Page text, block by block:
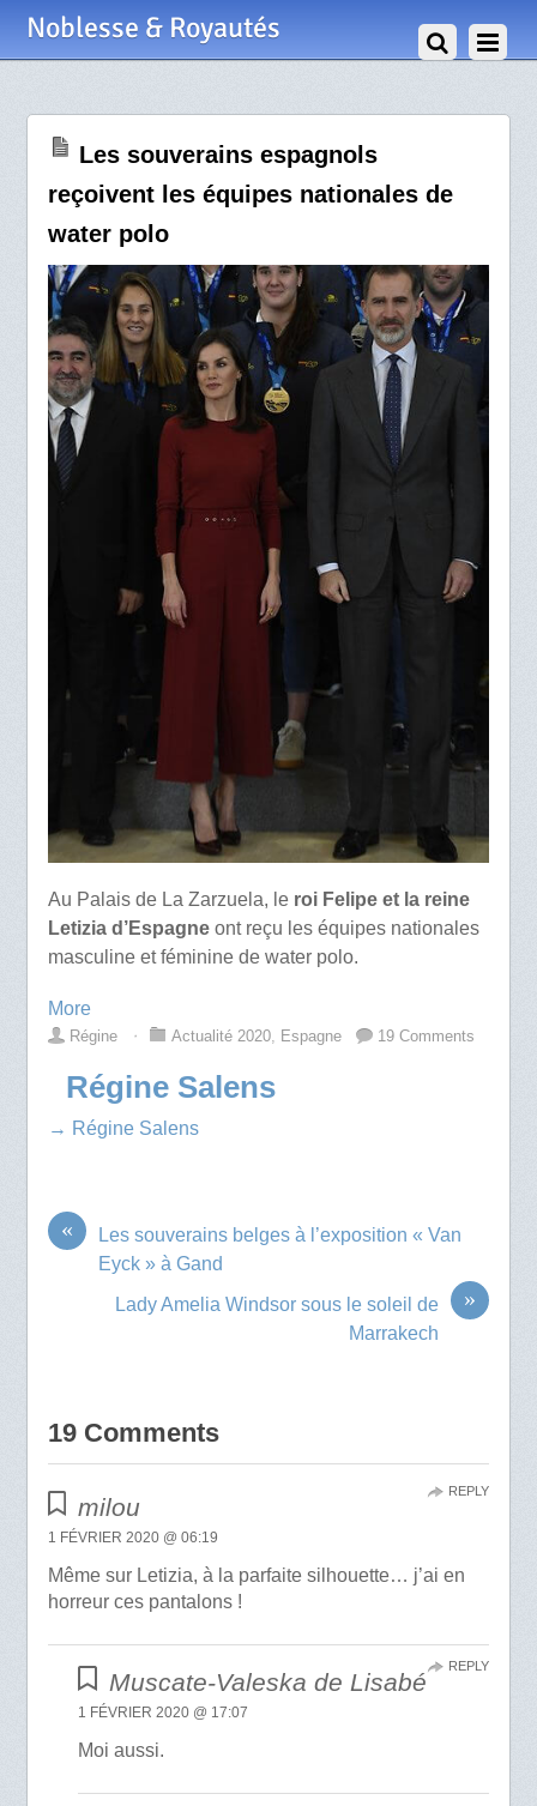
Noblesse & Royautés
Les souverains espagnols
reçoivent les équipes nationales de
water polo
Au Palais de La Zarzuela, leroi Felipe et la reine
Letizia d’Espagneont reçu les équipes nationales
masculine et féminine de water polo.
More
Régine ⋅ Actualité 2020, Espagne 19 Comments
Régine Salens
→ Régine Salens
«
Les souverains belges à l’exposition « Van
Eyck » à Gand
»
Lady Amelia Windsor sous le soleil de
Marrakech
19 Comments
milou
1 FÉVRIER 2020 @ 06:19
Même sur Letizia, à la parfaite silhouette… j’ai en
horreur ces pantalons !
REPLY
Muscate-Valeska de Lisabé
1 FÉVRIER 2020 @ 17:07
Moi aussi.
REPLY